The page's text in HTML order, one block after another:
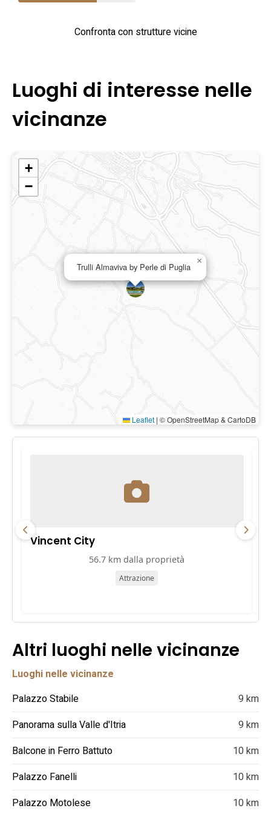
Confronta con strutture vicine
Luoghi di interesse nelle
vicinanze
Trulli Almaviva by Perle di Puglia
×
+
−
Leaflet | © OpenStreetMap & CartoDB
Vincent City
56.7 km dalla proprietà
Attrazione
Altri luoghi nelle vicinanze
Luoghi nelle vicinanze
Palazzo Stabile
9 km
Panorama sulla Valle d'Itria
9 km
Balcone in Ferro Battuto
10 km
Palazzo Fanelli
10 km
Palazzo Motolese
10 km